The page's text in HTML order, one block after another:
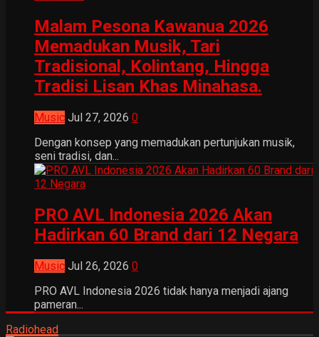
Malam Pesona Kawanua 2026
Memadukan Musik, Tari
Tradisional, Kolintang, Hingga
Tradisi Lisan Khas Minahasa.
Music Jul 27, 2026 0
Dengan konsep yang memadukan pertunjukan musik,
seni tradisi, dan...
PRO AVL Indonesia 2026 Akan
Hadirkan 60 Brand dari 12 Negara
Music Jul 26, 2026 0
PRO AVL Indonesia 2026 tidak hanya menjadi ajang
pameran...
Radiohead